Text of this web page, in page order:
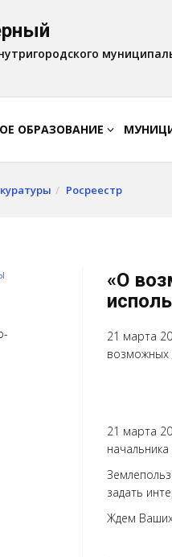
A A
ОБРАЗОВАНИЕ
Росреестр
«О
21 марта
возможных
21 марта
задать
Ждем